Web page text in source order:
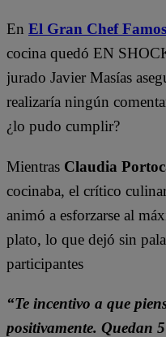
En El Gran Chef
cocina quedó EN
jurado Javier Masías
realizaría ningún
¿lo pudo cumplir?
Mientras Claudia
cocinaba, el crítico
animó a esforzarse al
plato, lo que dejó sin
participantes
“Te incentivo a que
positivamente. Quedan